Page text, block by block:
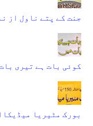
جنت کے پتے ناول از
کوئی بات ہے تیری
بورک مٹیریا